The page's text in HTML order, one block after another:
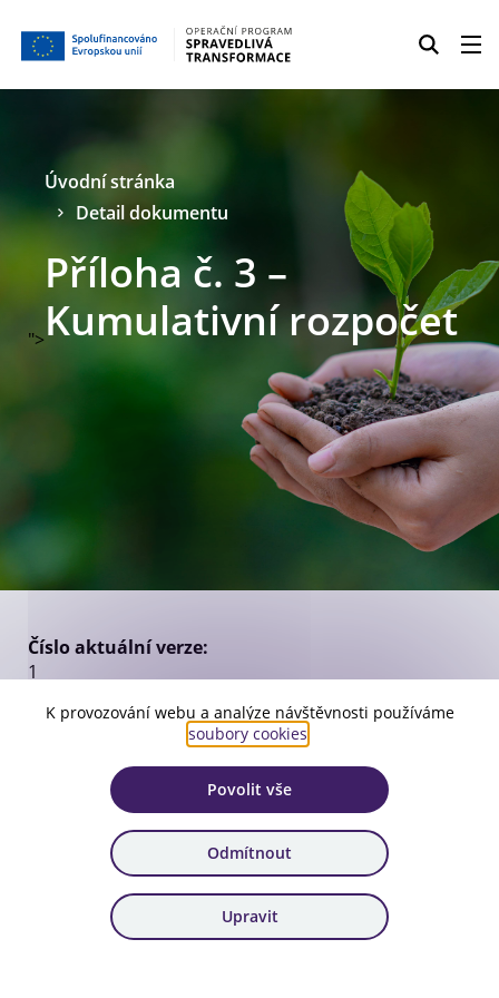
">
Úvodní stránka
Detail dokumentu
Příloha č. 3 –
Kumulativní rozpočet
Číslo aktuální verze:
1
Platnost:
108. výzva, 109. výzva
Stáhnout dokument
K provozování webu a analýze návštěvnosti používáme
soubory cookies
Povolit vše
Odmítnout
Upravit